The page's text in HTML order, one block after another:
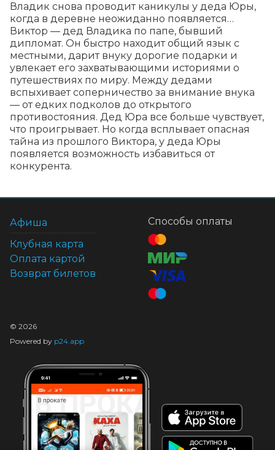
Владик снова проводит каникулы у деда Юры,
когда в деревне неожиданно появляется…
Виктор — дед Владика по папе, бывший
дипломат. Он быстро находит общий язык с
местными, дарит внуку дорогие подарки и
увлекает его захватывающими историями о
путешествиях по миру. Между дедами
вспыхивает соперничество за внимание внука
— от едких подколов до открытого
противостояния. Дед Юра все больше чувствует,
что проигрывает. Но когда всплывает опасная
тайна из прошлого Виктора, у деда Юры
появляется возможность избавиться от
конкурента.
Афиша
Клубная карта
Оплата картой
Возврат билетов
Способы оплаты
© 2026
Powered by p24.app